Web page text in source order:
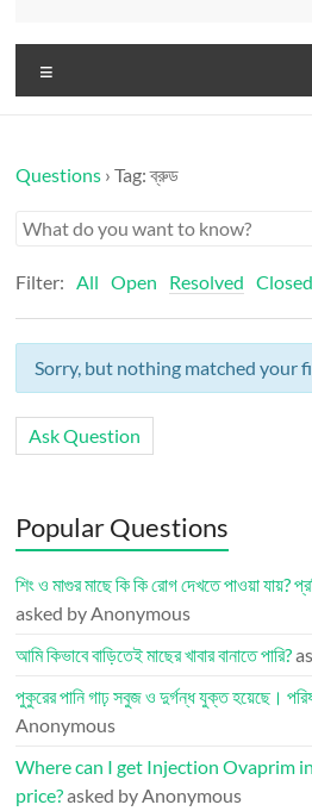
Questions ›Tag: ব্রুড
Filter: All Open Resolved Closed
Sorry, but nothing matched your
Ask Question
Popular Questions
শিং ও মাগুর মাছে কি কি রোগ দেখতে পাওয়া যায়?
asked by Anonymous
আমি কিভাবে বাড়িতেই মাছের খাবার বানাতে পারি?
পুকুরের পানি গাঢ় সবুজ ও দুর্গন্ধ যুক্ত হয়েছে।
Anonymous
Where can I get Injection Ovaprim
price?asked by Anonymous